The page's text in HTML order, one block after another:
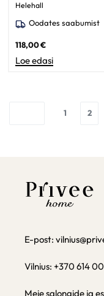
Helehall
Oodates saabumist
118,00€
Loe edasi
1 2
E-post:
Vilnius: +370 614
Meie salongide ja